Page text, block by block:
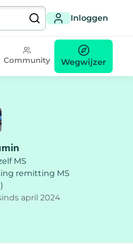
Inloggen
Community Wegwijzer
MS
remitting MS
april 2024